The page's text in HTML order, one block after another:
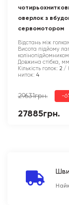
оверлок з
сервомотором
Відстань між
Висота підйому
Довжина стібка,
Кількість голок: 2
ниток: 4
29631грн. -
27885грн.